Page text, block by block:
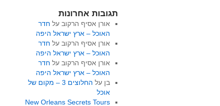
תגובות אחרונות
אורן אסיף הרקוב על חדר
האוכל – ארץ ישראל היפה
אורן אסיף הרקוב על חדר
האוכל – ארץ ישראל היפה
אורן אסיף הרקוב על חדר
האוכל – ארץ ישראל היפה
בן על
החלוצים 3 – מקום של
אוכל
New Orleans Secrets Tours